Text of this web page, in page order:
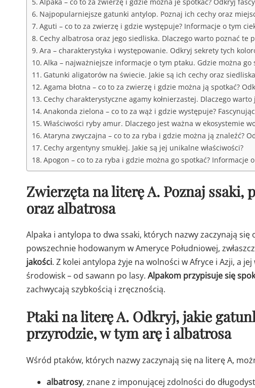
Najpopularniejsze gatunki antylop. Poznaj ich cechy oraz
Aguti – co to za zwierzę i gdzie występuje? Informacje o tym
Cechy albatrosa oraz jego siedliska. Dlaczego warto poznać te
Ara – charakterystyka i występowanie. Odkryj sekrety tych
Alka – najważniejsze informacje o tym ptaku. Gdzie można go
Gatunki aligatorów na świecie. Jakie są ich cechy oraz
Agama błotna – co to za zwierzę i gdzie można ją spotkać?
Cechy charakterystyczne agamy kołnierzastej. Dlaczego warto
Anakonda zielona – co to za wąż i gdzie występuje?
Właściwości ryby amur. Dlaczego jest ważna w ekosystemie
Ataryna zwyczajna – co to za ryba i gdzie można ją znaleźć?
Cechy argentyny smukłej. Jakie są jej unikalne właściwości?
Apogon – co to za ryba i gdzie można go spotkać? Informacje
Zwierzęta na literę A. Poznaj ssaki,
oraz albatrosa
Alpaka i antylopa to dwa ssaki, których nazwy zaczynają się
powszechnie hodowanym w Ameryce Południowej,
jakości. Z kolei antylopa żyje na wolności w Afryce i Azji, a
środowisk – od sawann po lasy. Alpakom przypisuje się
zachwycają szybkością i zręcznością.
Ptaki na literę A. Odkryj, jakie
przyrodzie, w tym arę i albatrosa
Wśród ptaków, których nazwy zaczynają się na literę A,
albatrosy, znane z imponującej zdolności do